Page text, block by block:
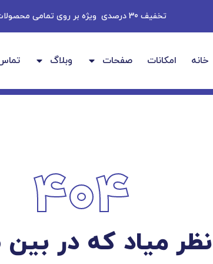
تخفیف 30 درصدی ویژه بر روی تمامی محصولات
خانه امکانات صفحات وبلاگ
404
میاد که در